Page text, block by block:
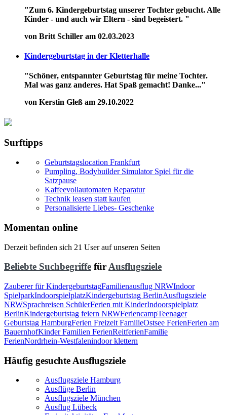
"Zum 6. Kindergeburtstag unserer Tochter gebucht. Alle
Kinder - und auch wir Eltern - sind begeistert. "
von Britt Schiller am 02.03.2023
Kindergeburtstag in der Kletterhalle
"Schöner, entspannter Geburtstag für meine Tochter.
Mal was ganz anderes. Hat Spaß gemacht! Danke..."
von Kerstin Gleß am 29.10.2022
Surftipps
Geburtstagslocation Frankfurt
Pumpling, Bodybuilder Simulator Spiel für die
Satzpause
Kaffeevollautomaten Reparatur
Technik leasen statt kaufen
Personalisierte Liebes- Geschenke
Momentan online
Derzeit befinden sich 21 User auf unseren Seiten
Beliebte Suchbegriffe fürAusflugsziele
Zauberer für KindergeburtstagFamilienausflug NRWIndoor
SpielparkIndoorspielplatzKindergeburtstag BerlinAusflugsziele
NRWSprachreisen SchülerFerien mit KinderIndoorspielplatz
BerlinKindergeburtstag feiern NRWFeriencampTeenager
Geburtstag HamburgFerien Freizeit FamilieOstsee FerienFerien am
BauernhofKinder Familien FerienReitferienFamilie
FerienNordrhein-Westfalenindoor klettern
Häufig gesuchte Ausflugsziele
Ausflugsziele Hamburg
Ausflüge Berlin
Ausflugsziele München
Ausflug Lübeck